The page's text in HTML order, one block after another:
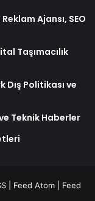
Ajansı, SEO
Taşımacılık
Dış Politikası ve
Teknik Haberler
Feed Atom
Feed